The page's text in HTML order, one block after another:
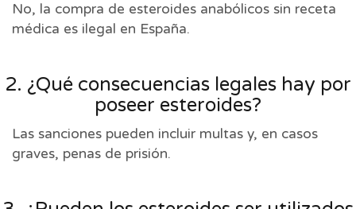
No, la compra de esteroides anabólicos sin receta
médica es ilegal en España.
2. ¿Qué consecuencias legales hay por
poseer esteroides?
Las sanciones pueden incluir multas y, en casos
graves, penas de prisión.